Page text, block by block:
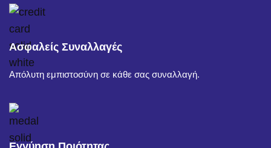
Ασφαλείς Συναλλαγές
Απόλυτη εμπιστοσύνη σε κάθε σας συναλλαγή.